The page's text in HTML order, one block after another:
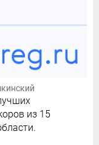
из 15